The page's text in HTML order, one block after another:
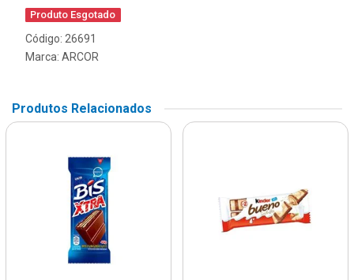
Produto Esgotado
Código: 26691
Marca: ARCOR
Produtos Relacionados